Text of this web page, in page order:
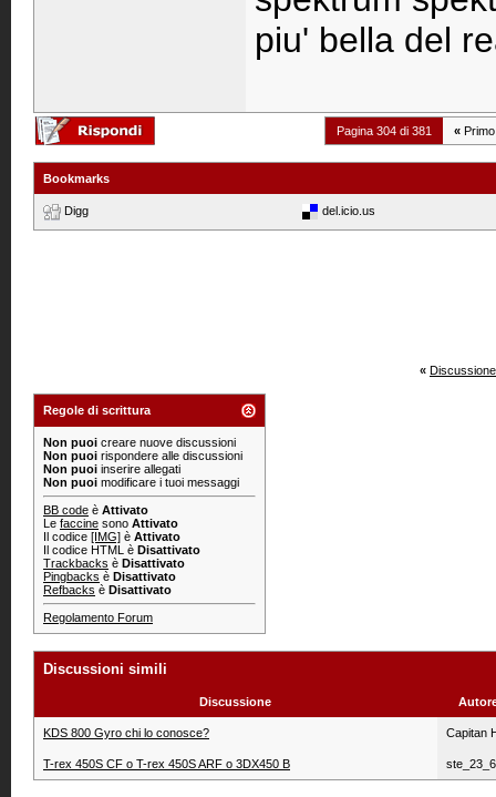
piu' bella del
Pagina 304 di 381 « Primo
Bookmarks
Digg del.icio.us
«
Regole di scrittura
Non puoi creare nuove discussioni
Non puoi rispondere alle discussioni
Non puoi inserire allegati
Non puoi modificare i tuoi messaggi
BB code è Attivato
Le faccine sono Attivato
Il codice [IMG] è Attivato
Il codice HTML è Disattivato
Trackbacks è Disattivato
Pingbacks è Disattivato
Refbacks è Disattivato
Regolamento Forum
Discussioni simili
Discussione
KDS 800 Gyro chi lo conosce? Capitan
T-rex 450S CF o T-rex 450S ARF o 3DX450 B